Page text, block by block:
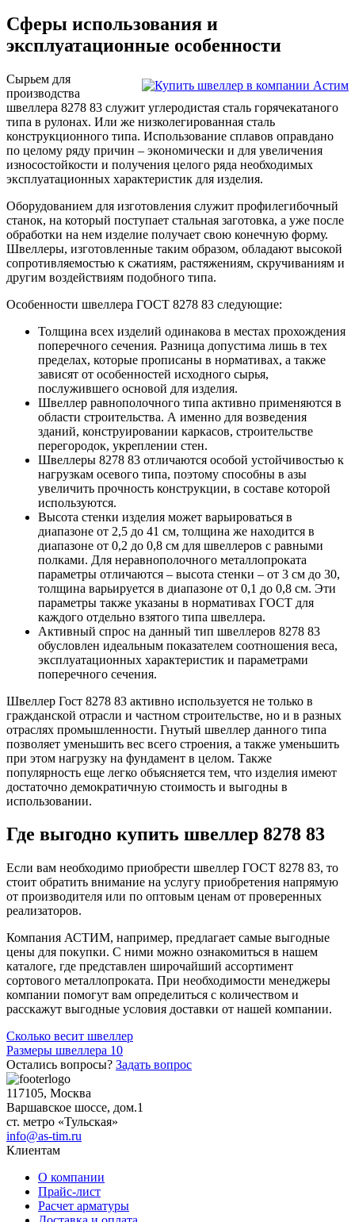
латунный
Круг
латунный
латунная
Лист
латунный
Труба
латунная
Шина
медная
медный
(пруток)
Лента
медная
Лист
медный
медная
бронзовый
(пруток)
Олово,
cвинец,
цинк,
нихром
Ванны и
Фитинги
Фитинги
Фитинги
резьбовые
стальные
Фитинги
резьбовые
стальные
БУ металл
БУ трубы
Хомуты
стальные
Сферы использования и
эксплуатационные особенности
Сырьем для
производства
швеллера 8278 83 служит углеродистая сталь горячекатаного
типа в рулонах. Или же низколегированная сталь
конструкционного типа. Использование сплавов оправдано
по целому ряду причин – экономически и для увеличения
износостойкости и получения целого ряда необходимых
эксплуатационных характеристик для изделия.
Оборудованием для изготовления служит профилегибочный
станок, на который поступает стальная заготовка, а уже после
обработки на нем изделие получает свою конечную форму.
Швеллеры, изготовленные таким образом, обладают высокой
сопротивляемостью к сжатиям, растяжениям, скручиваниям и
другим воздействиям подобного типа.
Особенности швеллера ГОСТ 8278 83 следующие:
Толщина всех изделий одинакова в местах прохождения
поперечного сечения. Разница допустима лишь в тех
пределах, которые прописаны в нормативах, а также
зависят от особенностей исходного сырья,
послужившего основой для изделия.
Швеллер равнополочного типа активно применяются в
области строительства. А именно для возведения
зданий, конструировании каркасов, строительстве
перегородок, укреплении стен.
Швеллеры 8278 83 отличаются особой устойчивостью к
нагрузкам осевого типа, поэтому способны в азы
увеличить прочность конструкции, в составе которой
используются.
Высота стенки изделия может варьироваться в
диапазоне от 2,5 до 41 см, толщина же находится в
диапазоне от 0,2 до 0,8 см для швеллеров с равными
полками. Для неравнополочного металлопроката
параметры отличаются – высота стенки – от 3 см до 30,
толщина варьируется в диапазоне от 0,1 до 0,8 см. Эти
параметры также указаны в нормативах ГОСТ для
каждого отдельно взятого типа швеллера.
Активный спрос на данный тип швеллеров 8278 83
обусловлен идеальным показателем соотношения веса,
эксплуатационных характеристик и параметрами
поперечного сечения.
Швеллер Гост 8278 83 активно используется не только в
гражданской отрасли и частном строительстве, но и в разных
отраслях промышленности. Гнутый швеллер данного типа
позволяет уменьшить вес всего строения, а также уменьшить
при этом нагрузку на фундамент в целом. Также
популярность еще легко объясняется тем, что изделия имеют
достаточно демократичную стоимость и выгодны в
использовании.
Где выгодно купить швеллер 8278 83
Если вам необходимо приобрести швеллер ГОСТ 8278 83, то
стоит обратить внимание на услугу приобретения напрямую
от производителя или по оптовым ценам от проверенных
реализаторов.
Компания АСТИМ, например, предлагает самые выгодные
цены для покупки. С ними можно ознакомиться в нашем
каталоге, где представлен широчайший ассортимент
сортового металлопроката. При необходимости менеджеры
компании помогут вам определиться с количеством и
расскажут выгодные условия доставки от нашей компании.
Навигация
по
записям
Сколько весит швеллер
Размеры швеллера 10
Остались вопросы? Задать вопрос
117105, Москва
Варшавское шоссе, дом.1
ст. метро «Тульская»
info@as-tim.ru
Клиентам
О компании
Прайс-лист
Расчет арматуры